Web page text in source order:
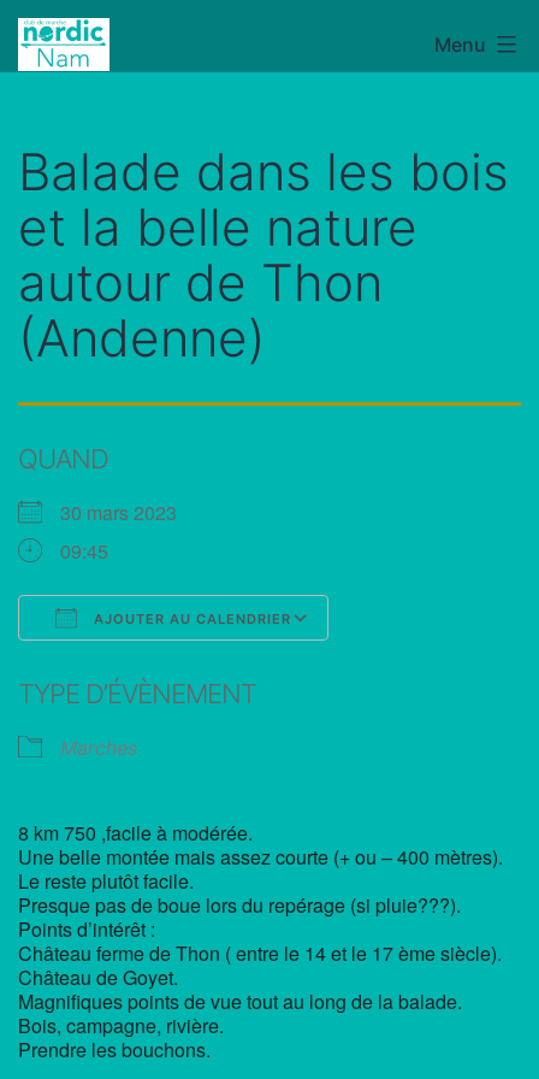
Aller
NordicNam Menu
Balade dans les bois
et la belle nature
autour de Thon
(Andenne)
QUAND
30 mars 2023
09:45
AJOUTER AU CALENDRIER
TYPE D’ÉVÈNEMENT
Marches
8 km 750 ,facile à modérée.
Une belle montée mais assez courte (+ ou – 400 mètres).
Le reste plutôt facile.
Presque pas de boue lors du repérage (si pluie???).
Points d’intérêt :
Château ferme de Thon ( entre le 14 et le 17 ème siècle).
Château de Goyet.
Magnifiques points de vue tout au long de la balade.
Bois, campagne, rivière.
Prendre les bouchons.